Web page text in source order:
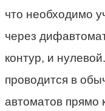
что необходимо
через
контур, и
проводится в
автоматов прямо